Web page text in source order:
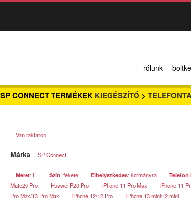
rólunk
SP CONNECT TERMÉKEK KIEGÉSZÍTŐ >
Van raktáron
Márka SP Connect
Méret: L Szín: fekete Elhelyezkedés: kormányra Telefon
Mate20 Pro
Huawei P20 Pro iPhone 11 Pro Max iPhone 11
Pro Max/13 Pro Max
iPhone 12/12 Pro iPhone 13 mini/12 mini